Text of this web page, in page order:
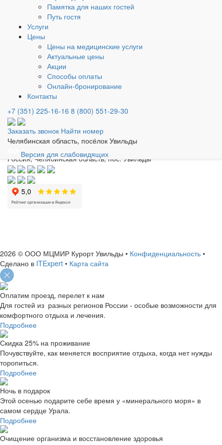
Памятка для наших гостей
Путь гостя
Услуги
Цены
Цены на медицинские услуги
Актуальные цены
Акции
Способы оплаты
Онлайн-бронирование
Контакты
+7 (351) 225-16-16 8 (800) 551-29-30
Заказать звонок Найти номер
Челябинская область, посёлок Увильды
Версия для слабовидящих
Лечебные профили Консультации врачей
Номерной фонд
спортом СПА Wellness
Контролирующие органы Путь гостя
О санатории Контакты Спецпредложения
Партнерам
Новости Статьи
Найти номер Заказать звонок
Отдел бронирования
Приём звонков с 9:00 до 19:00
+7 (351) 225-16-16
Email
bron@uvildy.ru
Россия, Челябинская область, пос. Увильды
2026 © ООО МЦМИР Курорт Увильды • Конфиденциальность •
Сделано в ITExpert • Карта сайта
Оплатим проезд, перелет к нам
Для гостей из разных регионов России - особые возможности для
комфортного отдыха и лечения.
Подробнее
Скидка 25% на проживание
Почувствуйте, как меняется восприятие отдыха, когда нет нужды
торопиться.
Подробнее
Ночь в подарок
Этой осенью подарите себе время у «минерального моря» в
самом сердце Урала.
Подробнее
Очищение организма и восстановление здоровья